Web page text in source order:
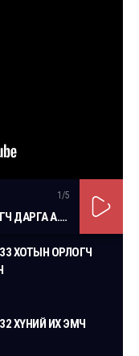
1 /5
ТОМЧУУДААС АСУУЯ #33 ХОТЫН ОРЛОГЧ ДАРГА А.АМАРТҮВШИН
ХОТЫН ОРЛОГЧ
ХҮНИЙ ИХ ЭМЧ